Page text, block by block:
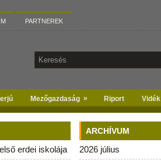
PARTNEREK
Mezőgazdaság » Riport Vidék
erdei iskolája
ARCHÍVUM
2026 július